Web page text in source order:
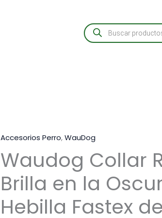
Búsqueda
de
productos
Accesorios Perro,WauDog
Waudog Collar
Brilla en la
Hebilla Fastex